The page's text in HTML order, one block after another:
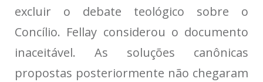
excluir o debate teológico sobre o
Concílio. Fellay considerou o documento
inaceitável. As soluções canônicas
propostas posteriormente não chegaram